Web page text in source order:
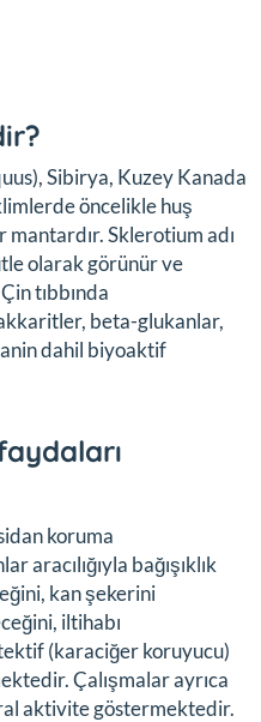
), Sibirya, Kuzey Kanada
öncelikle huş
Sklerotium adı
olarak görünür ve
tıbbında
beta-glukanlar,
dahil biyoaktif
koruma
aracılığıyla bağışıklık
kan şekerini
iltihabı
(karaciğer koruyucu)
Çalışmalar ayrıca
aktivite göstermektedir.